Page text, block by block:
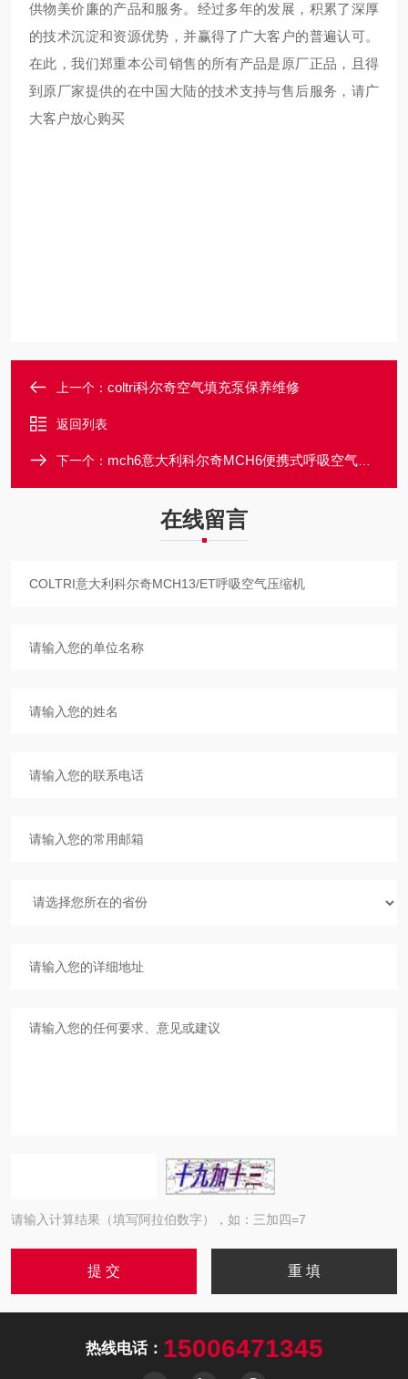
供物美价廉的产品和服务。经过多年的发展，积累了深厚
的技术沉淀和资源优势，并赢得了广大客户的普遍认可。
在此，我们郑重本公司销售的所有产品是原厂正品，且得
到原厂家提供的在中国大陆的技术支持与售后服务，请广
大客户放心购买
上一个： coltri科尔奇空气填充泵保养维修
返回列表
下一个： mch6意大利科尔奇MCH6便携式呼吸空气压缩机
在线留言
请输入计算结果（填写阿拉伯数字），如：三加四=7
热线电话： 15006471345